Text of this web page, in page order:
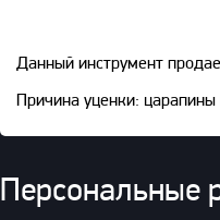
Данный инструмент
Причина уценки: царапины
Персональные